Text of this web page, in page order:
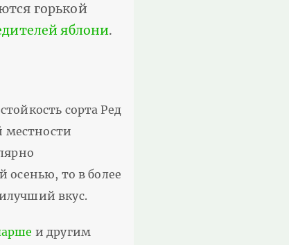
горькой
яблони.
сорта Ред
местности
осенью, то в более
вкус.
и другим